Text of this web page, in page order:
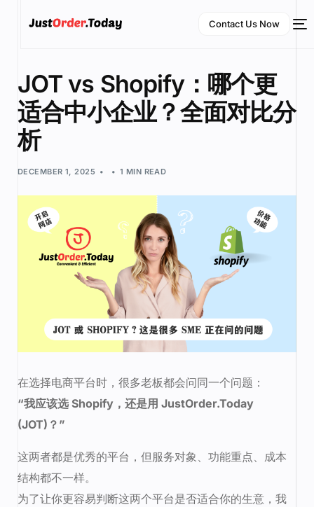
Contact Us Now
JOT vs Shopify：哪个更
适合中小企业？全面对比分
析
DECEMBER 1, 2025 1 MIN READ
在选择电商平台时，很多老板都会问同一个问题：
“我应该选 Shopify，还是用 JustOrder.Today
(JOT)？”
这两者都是优秀的平台，但服务对象、功能重点、成本
结构都不一样。
为了让你更容易判断这两个平台是否适合你的生意，我
English